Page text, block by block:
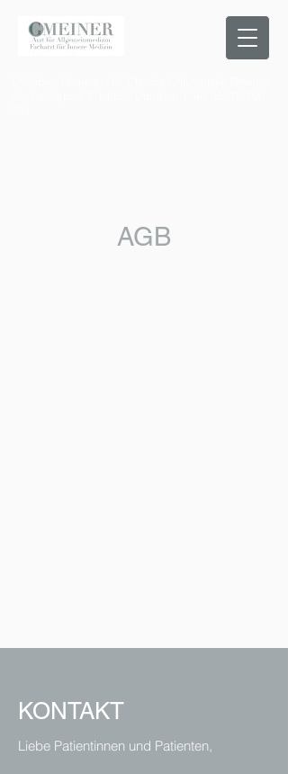
AGB
KONTAKT
Liebe Patientinnen und Patienten,